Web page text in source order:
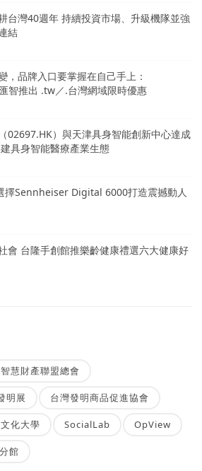
台灣40週年 持續投資市場、升級機隊並強
結
，品牌入口要掌握在自己手上：
智推出 .tw／.台灣網域限時優惠
02697.HK）與天津具身智能創新中心達成
具身智能醫療產業生態
擇Sennheiser Digital 6000打造震撼動人
會 台隆手創館推樂齡健康禮選六大健康好
慧財產聯盟總會
明展 台灣發明商品促進協會
化大學 SocialLab OpView
館